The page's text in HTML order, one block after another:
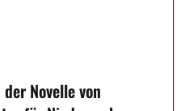
Novelle von